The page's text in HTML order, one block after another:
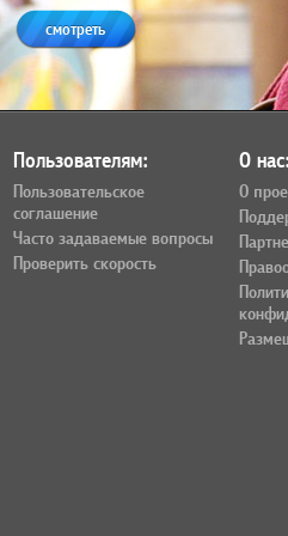
смотреть
Пользователям:
Пользовательское
соглашение
Часто задаваемые вопросы
Проверить скорость
О
О